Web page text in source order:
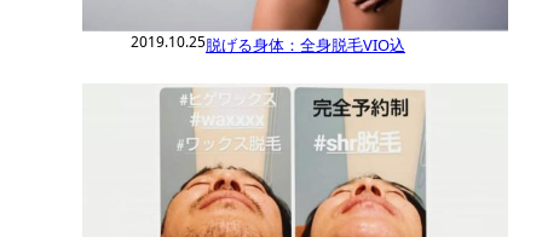
2019.10.25脱げる身体：全身脱毛VIO込